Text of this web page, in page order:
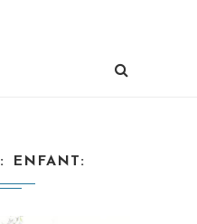
ENFANT